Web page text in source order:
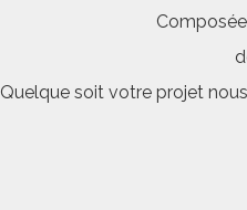
Quelque soit votre projet